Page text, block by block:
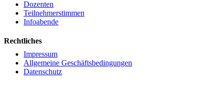
Dozenten
Teilnehmerstimmen
Infoabende
Rechtliches
Impressum
Allgemeine Geschäftsbedingungen
Datenschutz